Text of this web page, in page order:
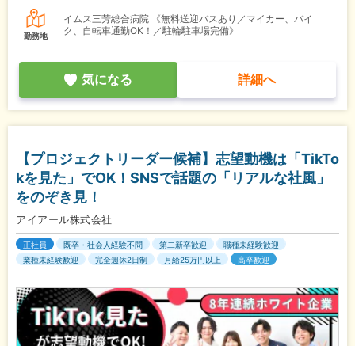
勤務地
イムス三芳総合病院 《無料送迎バスあり／マイカー、バイ
ク、自転車通勤OK！／駐輪駐車場完備》
気になる 詳細へ
【プロジェクトリーダー候補】志望動機は「TikTo
kを見た」でOK！SNSで話題の「リアルな社風」
をのぞき見！
アイアール株式会社
正社員 既卒・社会人経験不問 第二新卒歓迎
職種未経験歓迎
業種未経験歓迎
完全週休2日制 月給25万円以上 高卒歓迎